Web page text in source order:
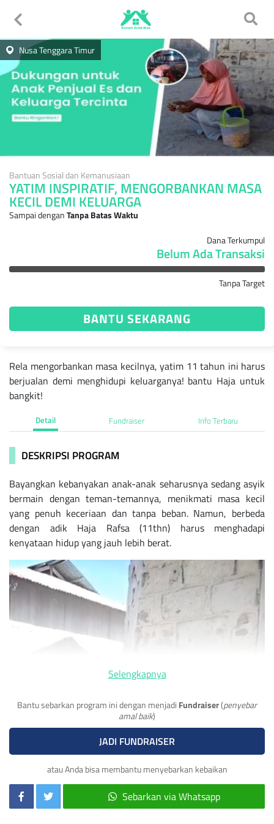
Nusa Tenggara Timur
Bantuan Sosial dan Kemanusiaan
YATIM INSPIRATIF, MENGORBANKAN MASA
KECIL DEMI KELUARGA
Sampai denganTanpa Batas Waktu
Dana Terkumpul
Belum Ada Transaksi
Tanpa Target
BANTU SEKARANG
Rela mengorbankan masa kecilnya, yatim 11 tahun ini harus
berjualan demi menghidupi keluarganya! bantu Haja untuk
bangkit!
Detail Fundraiser Info Terbaru
DESKRIPSI PROGRAM
Bayangkan kebanyakan anak-anak seharusnya sedang asyik
bermain dengan teman-temannya, menikmati masa kecil
yang penuh keceriaan dan tanpa beban. Namun, berbeda
dengan adik Haja Rafsa (11thn) harus menghadapi
kenyataan hidup yang jauh lebih berat.
Selengkapnya
Bantu sebarkan program ini dengan menjadi Fundraiser(penyebar
amal baik)
JADI FUNDRAISER
atau Anda bisa membantu menyebarkan kebaikan
Sebarkan via Whatsapp